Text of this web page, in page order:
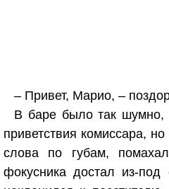
– Привет, Марио, –
В баре было так
приветствия комиссара, но
слова по губам,
фокусника достал из-